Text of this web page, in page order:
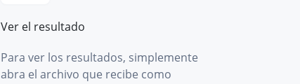
Ver el resultado
Para ver los resultados, simplemente
abra el archivo que recibe como